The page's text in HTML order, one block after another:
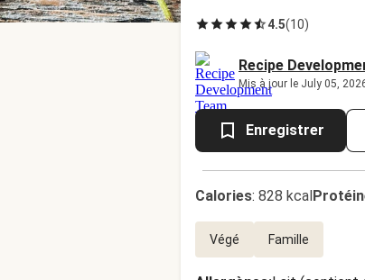
4.5(10)
Recipe
Mis à jour le July 05,
Enregistrer
Calories: 828 kcal
Végé Famille